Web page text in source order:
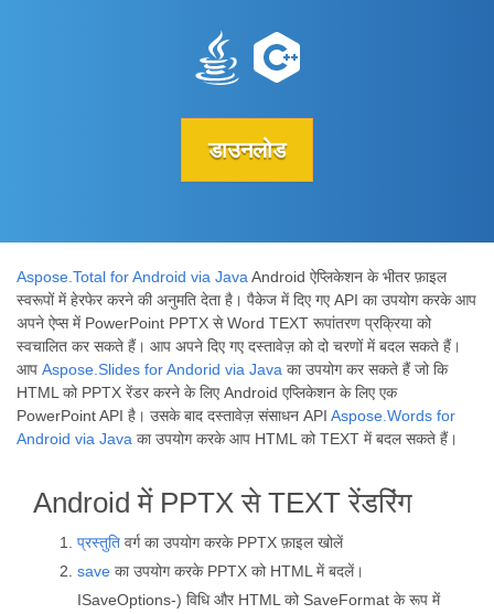
डाउनलोड
Aspose.Total for Android via Java Android ऐप्लिकेशन के भीतर फ़ाइल
स्वरूपों में हेरफेर करने की अनुमति देता है। पैकेज में दिए गए API का उपयोग करके आप
अपने ऐप्स में PowerPoint PPTX से Word TEXT रूपांतरण प्रक्रिया को
स्वचालित कर सकते हैं। आप अपने दिए गए दस्तावेज़ को दो चरणों में बदल सकते हैं।
आप Aspose.Slides for Andorid via Java का उपयोग कर सकते हैं जो कि
HTML को PPTX रेंडर करने के लिए Android एप्लिकेशन के लिए एक
PowerPoint API है। उसके बाद दस्तावेज़ संसाधन API Aspose.Words for
Android via Java का उपयोग करके आप HTML को TEXT में बदल सकते हैं।
Android में PPTX से TEXT रेंडरिंग
प्रस्तुति वर्ग का उपयोग करके PPTX फ़ाइल खोलें
save का उपयोग करके PPTX को HTML में बदलें।
ISaveOptions-) विधि और HTML को SaveFormat के रूप में